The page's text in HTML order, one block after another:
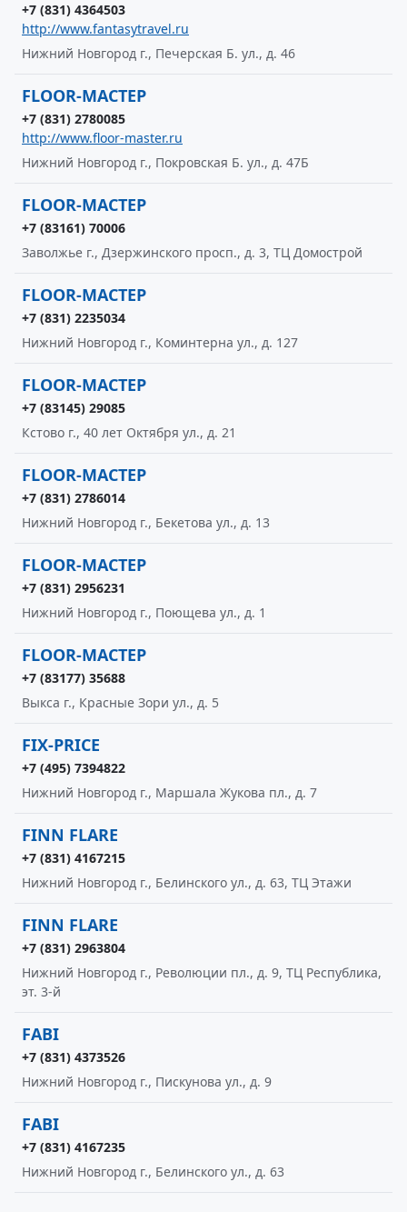
+7 (831) 4364503
http://www.fantasytravel.ru
Нижний Новгород г., Печерская Б. ул., д. 46
FLOOR-МАСТЕР
+7 (831) 2780085
http://www.floor-master.ru
Нижний Новгород г., Покровская Б. ул., д. 47Б
FLOOR-МАСТЕР
+7 (83161) 70006
Заволжье г., Дзержинского просп., д. 3, ТЦ Домострой
FLOOR-МАСТЕР
+7 (831) 2235034
Нижний Новгород г., Коминтерна ул., д. 127
FLOOR-МАСТЕР
+7 (83145) 29085
Кстово г., 40 лет Октября ул., д. 21
FLOOR-МАСТЕР
+7 (831) 2786014
Нижний Новгород г., Бекетова ул., д. 13
FLOOR-МАСТЕР
+7 (831) 2956231
Нижний Новгород г., Поющева ул., д. 1
FLOOR-МАСТЕР
+7 (83177) 35688
Выкса г., Красные Зори ул., д. 5
FIX-PRICE
+7 (495) 7394822
Нижний Новгород г., Маршала Жукова пл., д. 7
FINN FLARE
+7 (831) 4167215
Нижний Новгород г., Белинского ул., д. 63, ТЦ Этажи
FINN FLARE
+7 (831) 2963804
Нижний Новгород г., Революции пл., д. 9, ТЦ Республика,
эт. 3-й
FABI
+7 (831) 4373526
Нижний Новгород г., Пискунова ул., д. 9
FABI
+7 (831) 4167235
Нижний Новгород г., Белинского ул., д. 63